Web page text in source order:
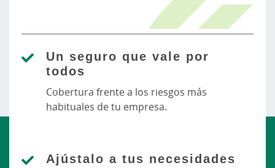
Un seguro que vale por
todos
Cobertura frente a los riesgos más
habituales de tu empresa.
Ajústalo a tus necesidades